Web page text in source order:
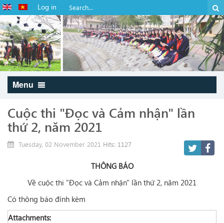
Log in
Menu
Cuộc thi "Đọc và Cảm nhận" lần
thứ 2, năm 2021
Tuesday, 02 November 2021 Hits: 1127
THÔNG BÁO
Về cuộc thi "Đọc và Cảm nhận" lần thứ 2, năm 2021
Có thông báo đính kèm
Attachments: